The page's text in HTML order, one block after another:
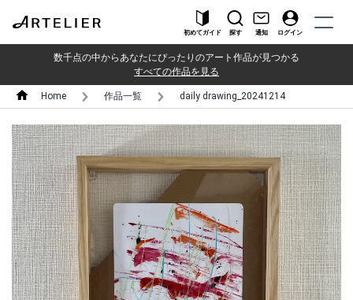
初めてガイド 探す 通知 ログイン
数千点の中からあなたにぴったりのアート作品が見つかる
すべての作品を見る
Home 作品一覧 daily drawing_20241214